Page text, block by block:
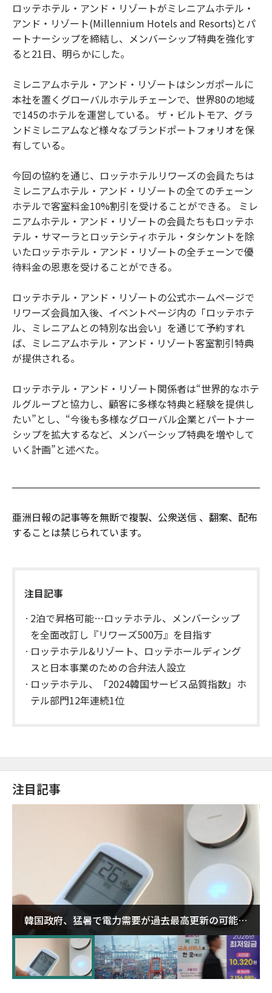
ロッテホテル・アンド・リゾートがミレニアムホテル・
アンド・リゾート(Millennium Hotels and Resorts)とパ
ートナーシップを締結し、メンバーシップ特典を強化す
ると21日、明らかにした。
ミレニアムホテル・アンド・リゾートはシンガポールに
本社を置くグローバルホテルチェーンで、世界80の地域
で145のホテルを運営している。 ザ・ビルトモア、グラ
ンドミレニアムなど様々なブランドポートフォリオを保
有している。
今回の協約を通じ、ロッテホテルリワーズの会員たちは
ミレニアムホテル・アンド・リゾートの全てのチェーン
ホテルで客室料金10%割引を受けることができる。 ミレ
ニアムホテル・アンド・リゾートの会員たちもロッテホ
テル・サマーラとロッテシティホテル・タシケントを除
いたロッテホテル・アンド・リゾートの全チェーンで優
待料金の恩恵を受けることができる。
ロッテホテル・アンド・リゾートの公式ホームページで
リワーズ会員加入後、イベントページ内の「ロッテホテ
ル、ミレニアムとの特別な出会い」を通じて予約すれ
ば、ミレニアムホテル・アンド・リゾート客室割引特典
が提供される。
ロッテホテル・アンド・リゾート関係者は“世界的なホテ
ルグループと協力し、顧客に多様な特典と経験を提供し
たい”とし、“今後も多様なグローバル企業とパートナー
シップを拡大するなど、メンバーシップ特典を増やして
いく計画”と述べた。
亜洲日報の記事等を無断で複製、公衆送信 、翻案、配布
することは禁じられています。
注目記事
2泊で昇格可能…ロッテホテル、メンバーシップ
を全面改訂し『リワーズ500万』を目指す
ロッテホテル&リゾート、ロッテホールディング
スと日本事業のための合弁法人設立
ロッテホテル、「2024韓国サービス品質指数」ホ
テル部門12年連続1位
注目記事
韓国政府、猛暑で電力需要が過去最高更新の可能性
に需給対応体制を点検